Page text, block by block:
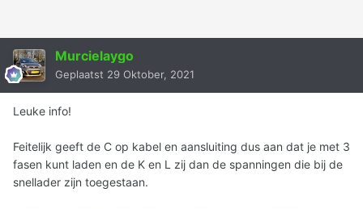
Murcielaygo
Geplaatst 29 Oktober, 2021
Leuke info!
Feitelijk geeft de C op kabel en aansluiting dus aan dat je met 3
fasen kunt laden en de K en L zij dan de spanningen die bij de
snellader zijn toegestaan.